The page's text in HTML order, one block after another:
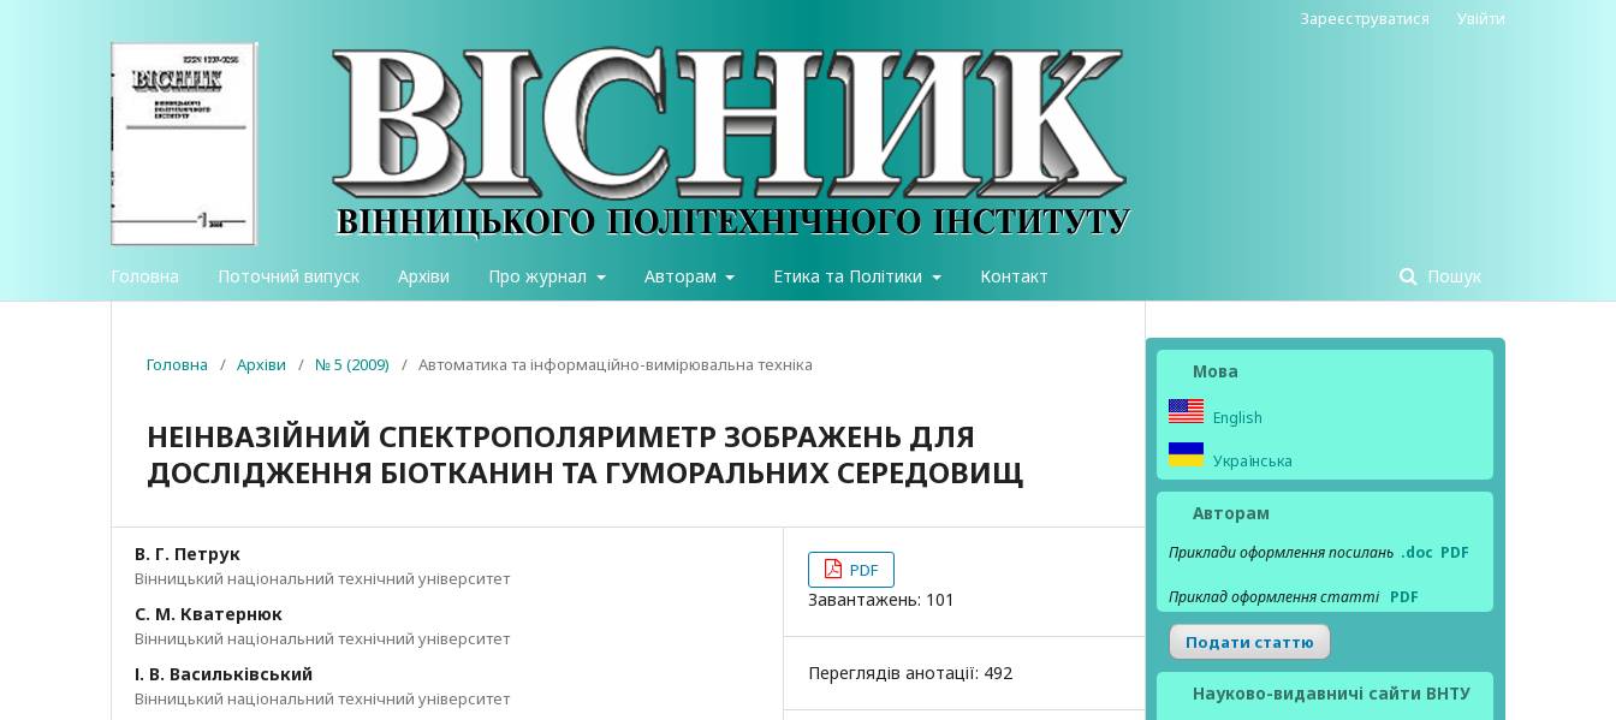
Головна Поточний випуск Архіви Про журнал Авторам Етика та Політики Контакт Пошук
Зареєструватися Увійти
Головна / Архіви / № 5 (2009) / Автоматика та інформаційно-вимірювальна техніка
НЕІНВАЗІЙНИЙ СПЕКТРОПОЛЯРИМЕТР ЗОБРАЖЕНЬ ДЛЯ
ДОСЛІДЖЕННЯ БІОТКАНИН ТА ГУМОРАЛЬНИХ СЕРЕДОВИЩ
В. Г. Петрук
Вінницький національний технічний університет
С. М. Кватернюк
Вінницький національний технічний університет
І. В. Васильківський
Вінницький національний технічний університет
PDF
Завантажень: 101
Переглядів анотації: 492
Мова
English
Українська
Авторам
Приклади оформлення посилань .doc PDF
Приклад оформлення статті PDF
Подати статтю
Науково-видавничі сайти ВНТУ